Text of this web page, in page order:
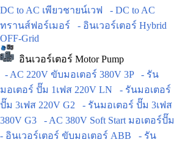
DC to AC เพียวชายน์เวฟ
- DC to AC
ทรานส์ฟอร์เมอร์
- อินเวอร์เตอร์ Hybrid
OFF-Grid
อินเวอร์เตอร์ Motor Pump
- AC 220V ขับมอเตอร์ 380V 3P
- รัน
มอเตอร์ ปั๊ม 1เฟส 220V LN
- รันมอเตอร์
ปั๊ม 3เฟส 220V G2
- รันมอเตอร์ ปั๊ม 3เฟส
380V G3
- AC 380V Soft Start มอเตอร์ปั๊ม
- อินเวอร์เตอร์ ขับมอเตอร์ ABB
- รัน